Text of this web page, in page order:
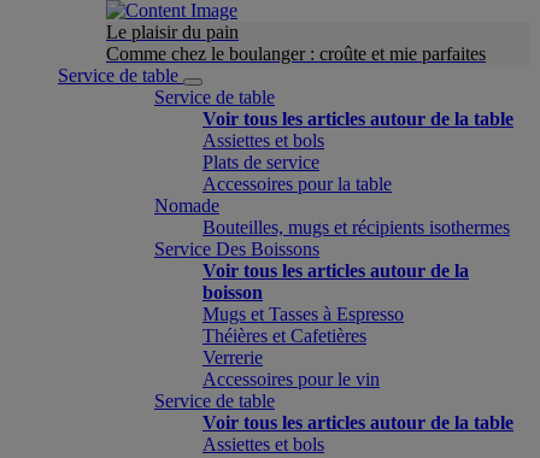
Le plaisir du pain
Comme chez le boulanger : croûte et mie parfaites
Service de table
Service de table
Voir tous les articles autour de la table
Assiettes et bols
Plats de service
Accessoires pour la table
Nomade
Bouteilles, mugs et récipients isothermes
Service Des Boissons
Voir tous les articles autour de la
boisson
Mugs et Tasses à Espresso
Théières et Cafetières
Verrerie
Accessoires pour le vin
Service de table
Voir tous les articles autour de la table
Assiettes et bols